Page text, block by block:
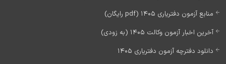
منابع آزمون دفتریاری 1405 (pdf رایگان)
آخرین اخبار آزمون وکالت 1405 (به زودی)
دانلود دفترچه آزمون دفتریاری 1405